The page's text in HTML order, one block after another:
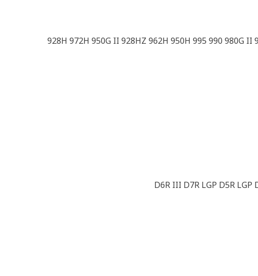
928H 972H 950G II 928HZ 962H 950H 995 990 980G II
D6R III D7R LGP D5R LGP